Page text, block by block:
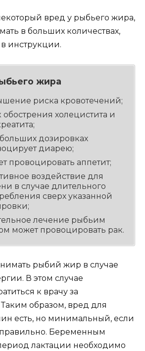
вред у рыбьего жира,
в больших количествах,
в инструкции.
жира
риска кровотечений;
обострения холецистита и
дозировках
диарею;
провоцировать аппетит;
воздействие для
в случае длительного
сверх указанной
лечение рыбьим
может провоцировать рак.
рыбий жир в случае
В этом случае
к врачу за
образом, вред для
есть, но минимальный, если
Беременным
лактации необходимо